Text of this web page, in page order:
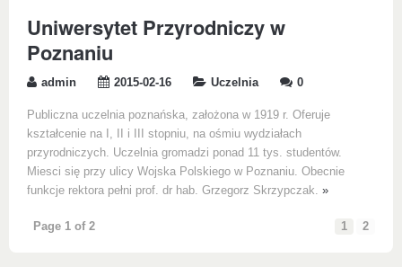
Uniwersytet Przyrodniczy w
Poznaniu
admin 2015-02-16 Uczelnia 0
Publiczna uczelnia poznańska, założona w 1919 r. Oferuje
kształcenie na I, II i III stopniu, na ośmiu wydziałach
przyrodniczych. Uczelnia gromadzi ponad 11 tys. studentów.
Miesci się przy ulicy Wojska Polskiego w Poznaniu. Obecnie
funkcje rektora pełni prof. dr hab. Grzegorz Skrzypczak. »
Page 1 of 2 1 2